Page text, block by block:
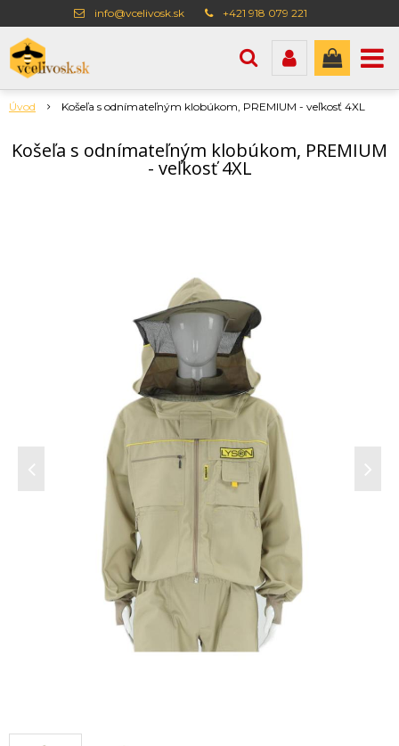
info@vcelivosk.sk +421 918 079 221
Úvod Košeľa s odnímateľným klobúkom, PREMIUM - veľkosť 4XL
Košeľa s odnímateľným klobúkom, PREMIUM
- veľkosť 4XL